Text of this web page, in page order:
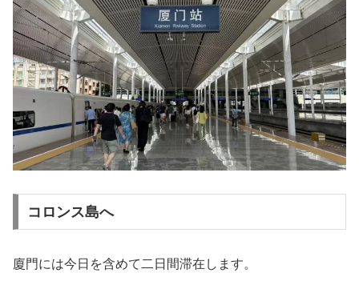
コロンス島へ
廈門には今日を含めて二日間滞在します。